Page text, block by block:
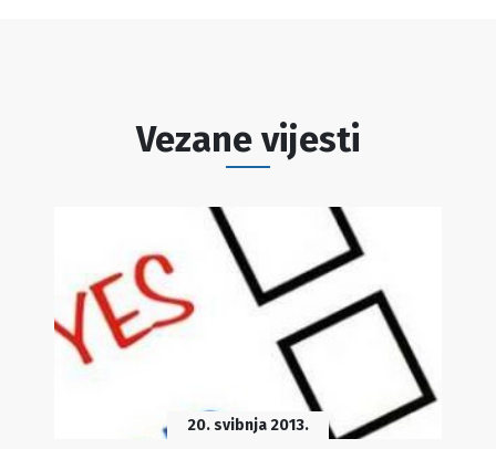
Vezane vijesti
20. svibnja 2013.